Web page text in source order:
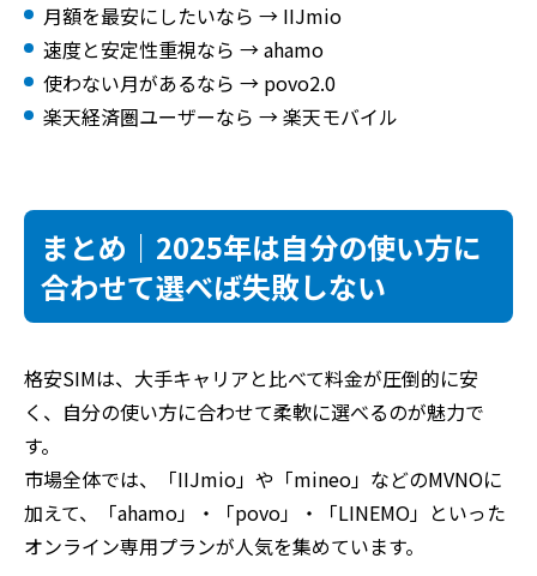
月額を最安にしたいなら → IIJmio
速度と安定性重視なら → ahamo
使わない月があるなら → povo2.0
楽天経済圏ユーザーなら → 楽天モバイル
まとめ｜2025年は自分の使い方に
合わせて選べば失敗しない
格安SIMは、大手キャリアと比べて料金が圧倒的に安
く、自分の使い方に合わせて柔軟に選べるのが魅力で
す。
市場全体では、「IIJmio」や「mineo」などのMVNOに
加えて、「ahamo」・「povo」・「LINEMO」といった
オンライン専用プランが人気を集めています。